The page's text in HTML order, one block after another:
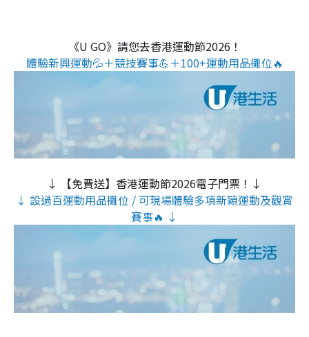
《U GO》請您去香港運動節2026！
體驗新興運動💦＋競技賽事💪＋100+運動用品攤位🔥
↓ 【免費送】香港運動節2026電子門票！↓
↓ 設過百運動用品攤位 / 可現場體驗多項新穎運動及觀賞
賽事🔥 ↓